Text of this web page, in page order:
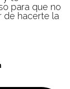
para que no
de hacerte la